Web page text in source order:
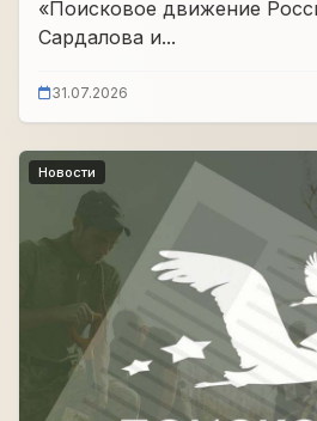
«Поисковое движение
Сардалова и...
31.07.2026
Новости